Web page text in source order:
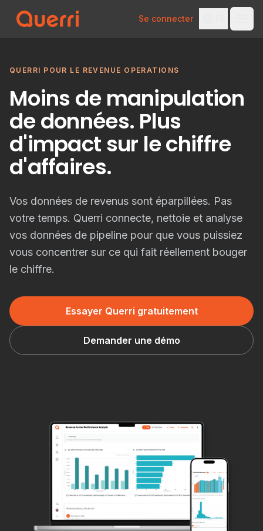
Se connecter
QUERRI POUR LE REVENUE OPERATIONS
Moins de manipulation
de données. Plus
d'impact sur le chiffre
d'affaires.
Vos données de revenus sont éparpillées. Pas
votre temps. Querri connecte, nettoie et analyse
vos données de pipeline pour que vous puissiez
vous concentrer sur ce qui fait réellement bouger
le chiffre.
Essayer Querri gratuitement
Demander une démo